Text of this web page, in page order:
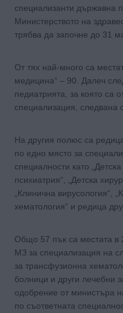
специализанти държавна
Министерството на
трябва да започне до 31
От тях най-много са
медицина“ – 90. Далеч
педиатрията, за която са
специализация, следвана
На другия полюс са
по едно място за
специалности като
психиатрия“, „Детска
„Клинична вирусология“,
хематология“ и редица
Общо 57 пък са местата в
МЗ за специализация на
за трансфузионна
болници и други лечебни
одобрение от министъра
по съответната